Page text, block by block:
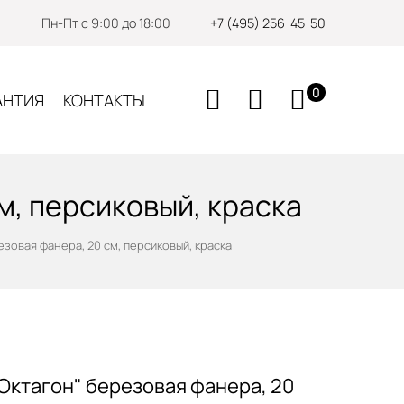
Пн-Пт с 9:00 до 18:00 +7 (495) 256-45-50
КОНТАКТЫ 0
персиковый, краска
фанера, 20 см, персиковый, краска
березовая фанера, 20